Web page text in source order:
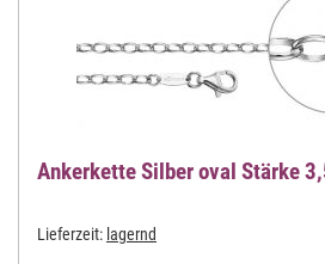
Ankerkette Silber oval Stärke
Lieferzeit: lagernd